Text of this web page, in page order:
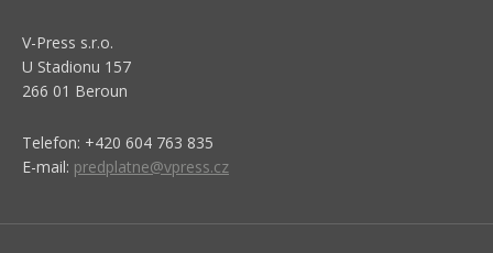
V-Press s.r.o.
U Stadionu 157
266 01 Beroun
Telefon: +420 604 763 835
E-mail: predplatne@vpress.cz